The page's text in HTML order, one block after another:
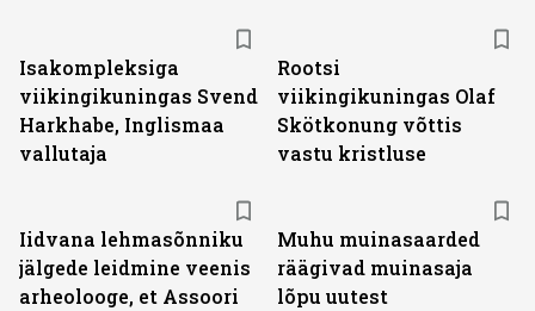
Isakompleksiga
viikingikuningas Svend
Harkhabe, Inglismaa
vallutaja
Rootsi
viikingikuningas Olaf
Skötkonung võttis
vastu kristluse
Iidvana lehmasõnniku
jälgede leidmine veenis
arheolooge, et Assoori
Muhu muinasaarded
räägivad muinasaja
lõpu uutest